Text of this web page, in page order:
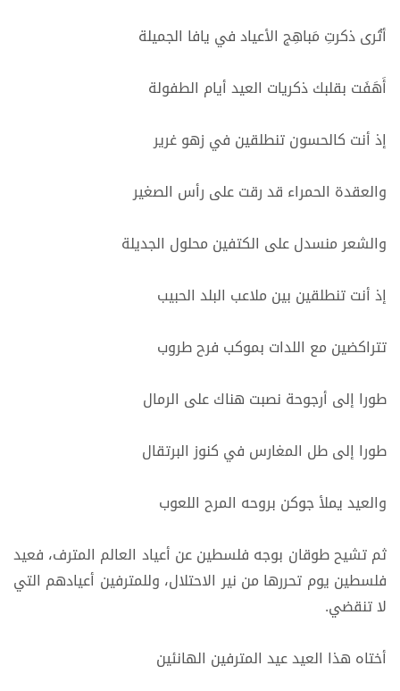
أتُرى ذكرتِ مَباهِج الأعياد في يافا الجميلة
أَهَفَت بقلبك ذكريات العيد أيام الطفولة
إذ أنت كالحسون تنطلقين في زهو غرير
والعقدة الحمراء قد رقت على رأس الصغير
والشعر منسدل على الكتفين محلول الجديلة
إذ أنت تنطلقين بين ملاعب البلد الحبيب
تتراكضين مع اللدات بموكب فرح طروب
طورا إلى أرجوحة نصبت هناك على الرمال
طورا إلى طل المغارس في كنوز البرتقال
والعيد يملأ جوكن بروحه المرح اللعوب
ثم تشيح طوقان بوجه فلسطين عن أعياد العالم المترف، فعيد
فلسطين يوم تحررها من نير الاحتلال، وللمترفين أعيادهم التي
لا تنقضي.
أختاه هذا العيد عيد المترفين الهانئين